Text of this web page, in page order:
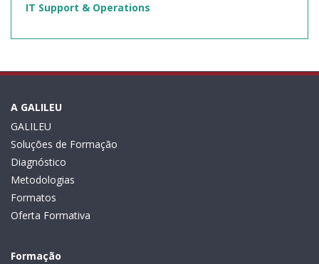
IT Support & Operations
A GALILEU
GALILEU
Soluções de Formação
Diagnóstico
Metodologias
Formatos
Oferta Formativa
Formação